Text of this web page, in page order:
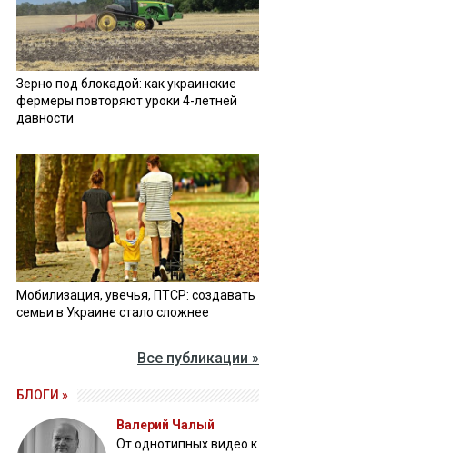
Зерно под блокадой: как украинские
фермеры повторяют уроки 4-летней
давности
Мобилизация, увечья, ПТСР: создавать
семьи в Украине стало сложнее
Все публикации »
БЛОГИ »
Валерий Чалый
От однотипных видео к